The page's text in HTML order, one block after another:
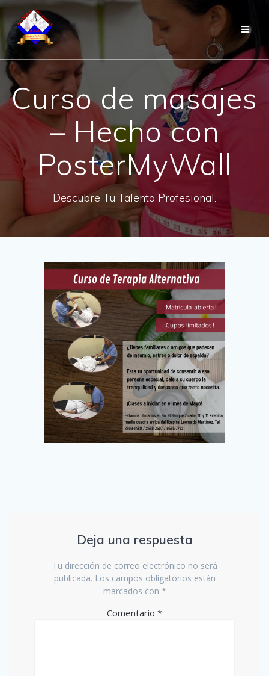
Saltar
contenido
Curso de masajes
– Hecho con
PosterMyWall
Descubre Tu Talento Profesional.
Deja una respuesta
Tu dirección de correo electrónico no será
publicada. Los campos obligatorios están
marcados con *
Comentario *